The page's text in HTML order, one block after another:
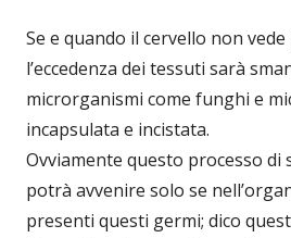
Se e quando il cervello non
l’eccedenza dei tessuti sarà
microrganismi come funghi e
incapsulata e incistata.
Ovviamente questo processo di
potrà avvenire solo se
presenti questi germi; dico